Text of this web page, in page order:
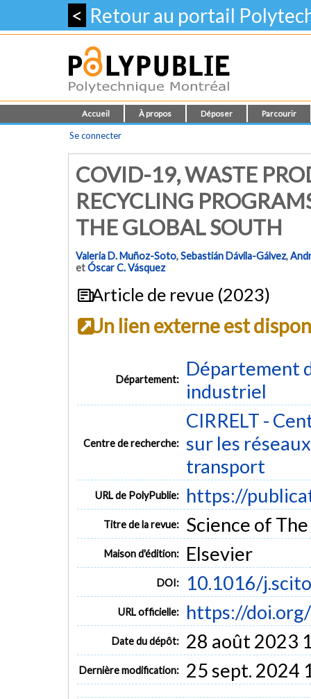
< Retour au portail
Accueil À propos Déposer Parcourir
Se connecter
COVID-19, WASTE
RECYCLING
THE GLOBAL SOUTH
Valeria D. Muñoz-Soto,Sebastián Dávila-Gálvez,
etÓscar C. Vásquez
Article de revue (2023)
Un lien externe est
Département:
Département
industriel
Centre de recherche:
CIRRELT -
sur les
transport
URL de PolyPublie: https://
Titre de la revue: Science of
Maison d'édition: Elsevier
DOI: 10.1016/
URL officielle: https://
Date du dépôt: 28 août 2023
Dernière modification: 25 sept. 2024